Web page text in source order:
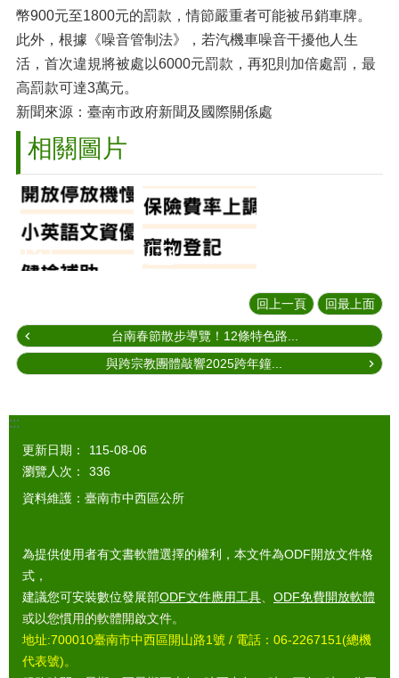
幣900元至1800元的罰款，情節嚴重者可能被吊銷車牌。
此外，根據《噪音管制法》，若汽機車噪音干擾他人生
活，首次違規將被處以6000元罰款，再犯則加倍處罰，最
高罰款可達3萬元。
新聞來源：臺南市政府新聞及國際關係處
相關圖片
回上一頁 回最上面
台南春節散步導覽！12條特色路...
與跨宗教團體敲響2025跨年鐘...
:::
更新日期：
115-08-06
瀏覽人次：
336
資料維護：臺南市中西區公所
為提供使用者有文書軟體選擇的權利，本文件為ODF開放文件格
式，
建議您可安裝數位發展部ODF文件應用工具
ODF免費開放軟體
或以您慣用的軟體開啟文件。
地址:700010臺南市中西區開山路1號 / 電話：06-2267151(總機
代表號)。